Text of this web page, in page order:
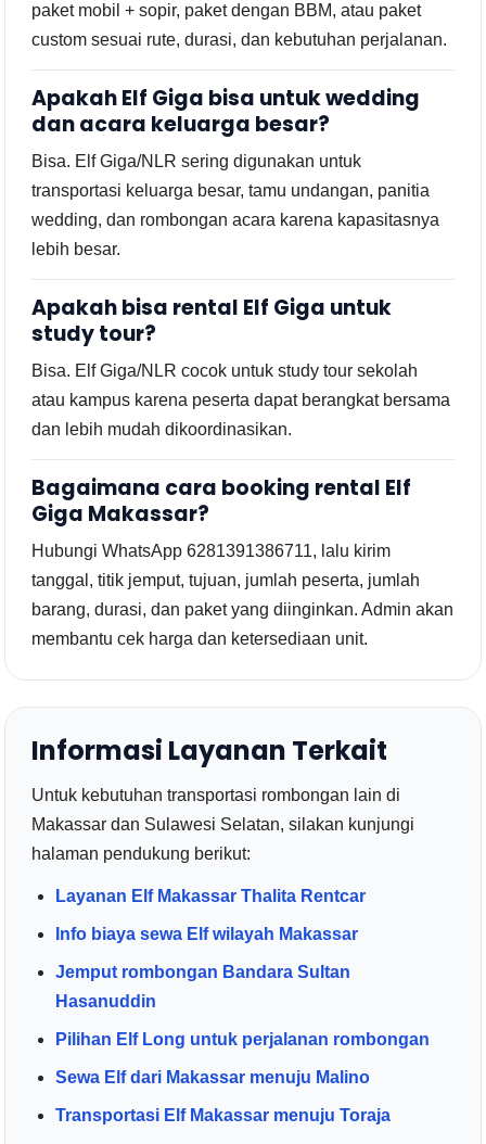
paket mobil + sopir, paket dengan BBM, atau paket
custom sesuai rute, durasi, dan kebutuhan perjalanan.
Apakah Elf Giga bisa untuk wedding
dan acara keluarga besar?
Bisa. Elf Giga/NLR sering digunakan untuk
transportasi keluarga besar, tamu undangan, panitia
wedding, dan rombongan acara karena kapasitasnya
lebih besar.
Apakah bisa rental Elf Giga untuk
study tour?
Bisa. Elf Giga/NLR cocok untuk study tour sekolah
atau kampus karena peserta dapat berangkat bersama
dan lebih mudah dikoordinasikan.
Bagaimana cara booking rental Elf
Giga Makassar?
Hubungi WhatsApp 6281391386711, lalu kirim
tanggal, titik jemput, tujuan, jumlah peserta, jumlah
barang, durasi, dan paket yang diinginkan. Admin akan
membantu cek harga dan ketersediaan unit.
Informasi Layanan Terkait
Untuk kebutuhan transportasi rombongan lain di
Makassar dan Sulawesi Selatan, silakan kunjungi
halaman pendukung berikut:
Layanan Elf Makassar Thalita Rentcar
Info biaya sewa Elf wilayah Makassar
Jemput rombongan Bandara Sultan
Hasanuddin
Pilihan Elf Long untuk perjalanan rombongan
Sewa Elf dari Makassar menuju Malino
Transportasi Elf Makassar menuju Toraja